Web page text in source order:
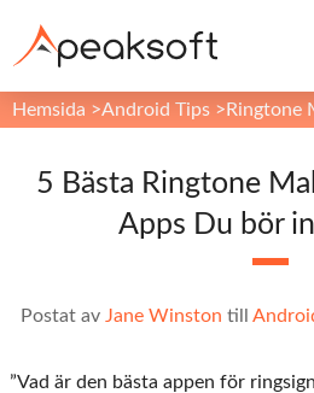
Hemsida >Android Tips > Ringtone
5 Bästa Ringtone
Apps Du bör
Postat av Jane Winston till
”Vad är den bästa appen för